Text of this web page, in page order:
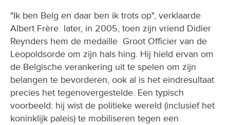
"Ik ben Belg en daar ben ik trots op", verklaarde
Albert Frère later, in 2005, toen zijn vriend Didier
Reynders hem de medaille Groot Officier van de
Leopoldsorde om zijn hals hing. Hij hield ervan om
de Belgische verankering uit te spelen om zijn
belangen te bevorderen, ook al is het eindresultaat
precies het tegenovergestelde. Een typisch
voorbeeld: hij wist de politieke wereld (inclusief het
koninklijk paleis) te mobiliseren tegen een